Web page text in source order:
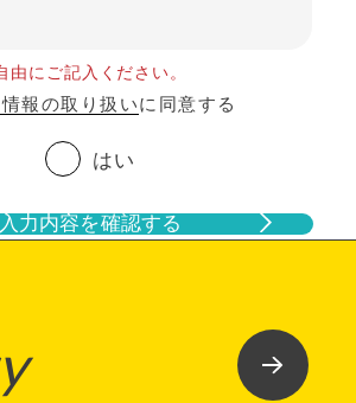
にご記入ください。
報の取り扱いに同意する
はい
入力内容を確認する